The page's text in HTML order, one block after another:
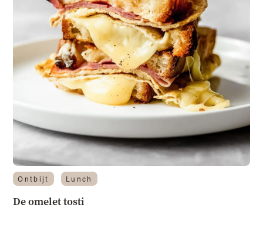
Ontbijt Lunch
De omelet tosti